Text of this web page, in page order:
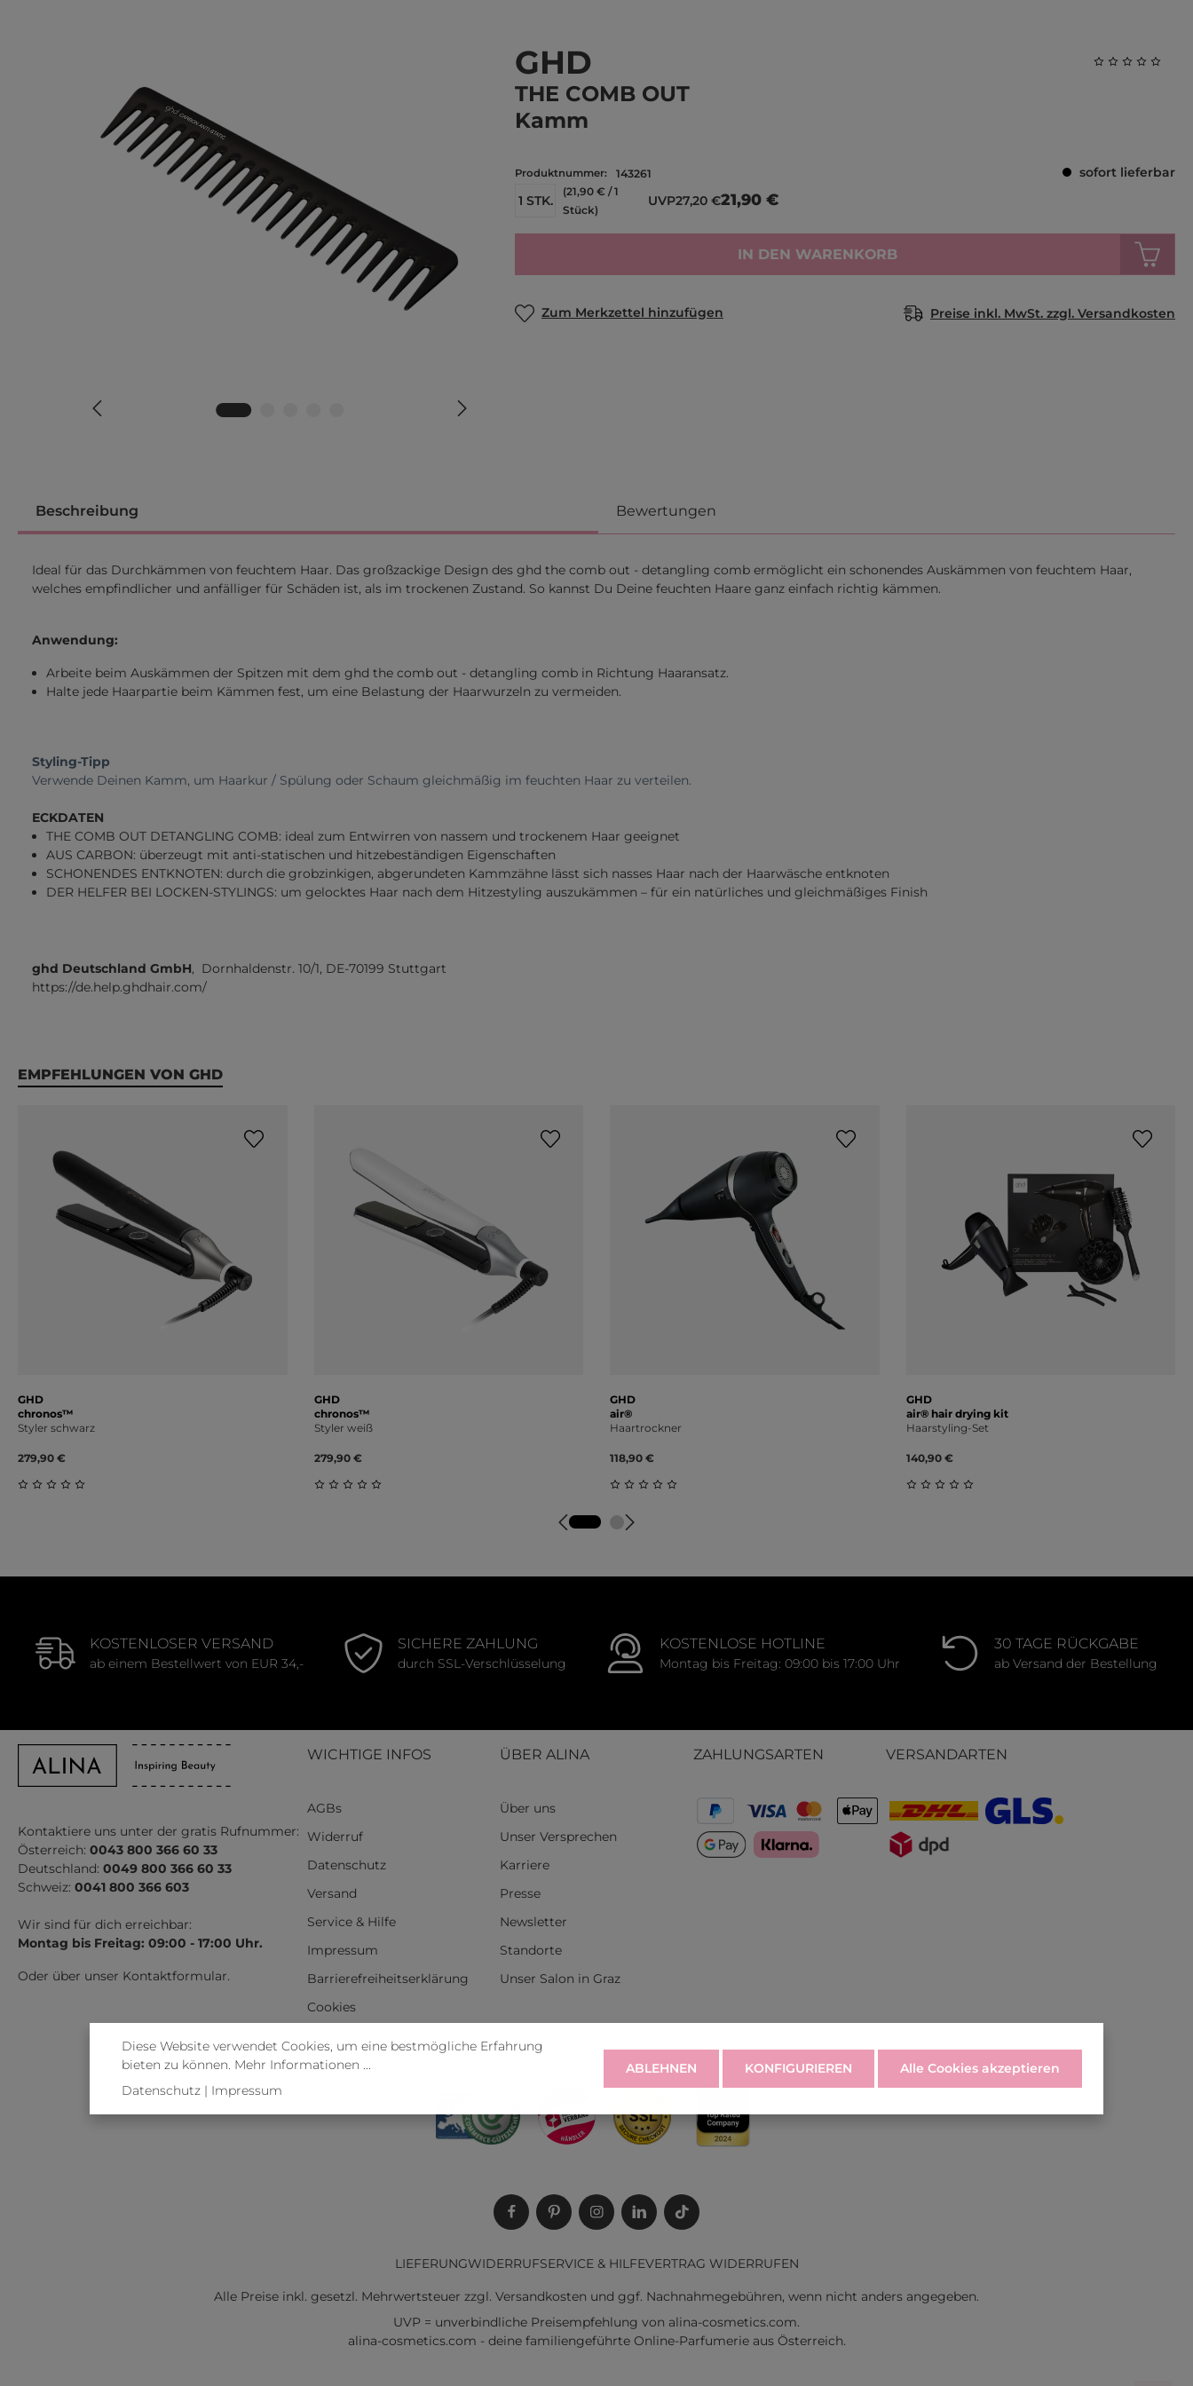
GHD
THE COMB OUT
Kamm
Produktnummer: 143261
sofort lieferbar
1 STK.
(21,90 € / 1
Stück)
UVP27,20 €21,90 €
IN DEN WARENKORB
Zum Merkzettel hinzufügen Preise inkl. MwSt. zzgl. Versandkosten
Beschreibung Bewertungen
Ideal für das Durchkämmen von feuchtem Haar. Das großzackige Design des ghd the comb out - detangling comb ermöglicht ein schonendes Auskämmen von feuchtem Haar,
welches empfindlicher und anfälliger für Schäden ist, als im trockenen Zustand. So kannst Du Deine feuchten Haare ganz einfach richtig kämmen.
Anwendung:
Arbeite beim Auskämmen der Spitzen mit dem ghd the comb out - detangling comb in Richtung Haaransatz.
Halte jede Haarpartie beim Kämmen fest, um eine Belastung der Haarwurzeln zu vermeiden.
Styling-Tipp
Verwende Deinen Kamm, um Haarkur / Spülung oder Schaum gleichmäßig im feuchten Haar zu verteilen.
ECKDATEN
THE COMB OUT DETANGLING COMB: ideal zum Entwirren von nassem und trockenem Haar geeignet
AUS CARBON: überzeugt mit anti-statischen und hitzebeständigen Eigenschaften
SCHONENDES ENTKNOTEN: durch die grobzinkigen, abgerundeten Kammzähne lässt sich nasses Haar nach der Haarwäsche entknoten
DER HELFER BEI LOCKEN-STYLINGS: um gelocktes Haar nach dem Hitzestyling auszukämmen – für ein natürliches und gleichmäßiges Finish
ghd Deutschland GmbH, Dornhaldenstr. 10/1, DE-70199 Stuttgart
https://de.help.ghdhair.com/
Produktgalerie überspringen
EMPFEHLUNGEN VON GHD
GHD
chronos™
Styler schwarz
279,90 €
GHD
chronos™
Styler weiß
279,90 €
Durchschnittliche Bewertung von 0 von 5 Sternen
GHD
air®
Haartrockner
118,90 €
Durchschnittliche Bewertung von 0 von 5 Sternen
GHD
air® hair drying kit
Haarstyling-Set
140,90 €
KOSTENLOSER VERSAND
ab einem Bestellwert von EUR 34,-
SICHERE ZAHLUNG
durch SSL-Verschlüsselung
KOSTENLOSE HOTLINE
Montag bis Freitag: 09:00 bis 17:00 Uhr
30 TAGE RÜCKGABE
ab Versand der Bestellung
Kontaktiere uns unter der gratis Rufnummer:
Österreich: 0043 800 366 60 33
Deutschland: 0049 800 366 60 33
Schweiz: 0041 800 366 603
Wir sind für dich erreichbar:
Montag bis Freitag: 09:00 - 17:00 Uhr.
Oder über unser Kontaktformular.
WICHTIGE INFOS
AGBs
Widerruf
Datenschutz
Versand
Service & Hilfe
Impressum
Barrierefreiheitserklärung
Cookies
ÜBER ALINA
Über uns
Unser Versprechen
Karriere
Presse
Newsletter
Standorte
Unser Salon in Graz
ZAHLUNGSARTEN VERSANDARTEN
LIEFERUNGWIDERRUFSERVICE & HILFEVERTRAG WIDERRUFEN
Alle Preise inkl. gesetzl. Mehrwertsteuer zzgl. Versandkosten und ggf. Nachnahmegebühren, wenn nicht anders angegeben.
UVP = unverbindliche Preisempfehlung von alina-cosmetics.com.
alina-cosmetics.com - deine familiengeführte Online-Parfumerie aus Österreich.
Diese Website verwendet Cookies, um eine bestmögliche Erfahrung
bieten zu können. Mehr Informationen ...
Datenschutz| Impressum
ABLEHNEN KONFIGURIEREN Alle Cookies akzeptieren